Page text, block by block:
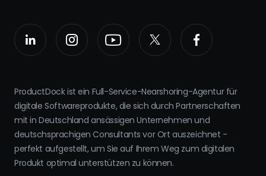
ProductDock ist ein Full-Service-Nearshoring-Agentur für
digitale Softwareprodukte, die sich durch Partnerschaften
mit in Deutschland ansässigen Unternehmen und
deutschsprachigen Consultants vor Ort auszeichnet -
perfekt aufgestellt, um Sie auf Ihrem Weg zum digitalen
Produkt optimal unterstützen zu können.